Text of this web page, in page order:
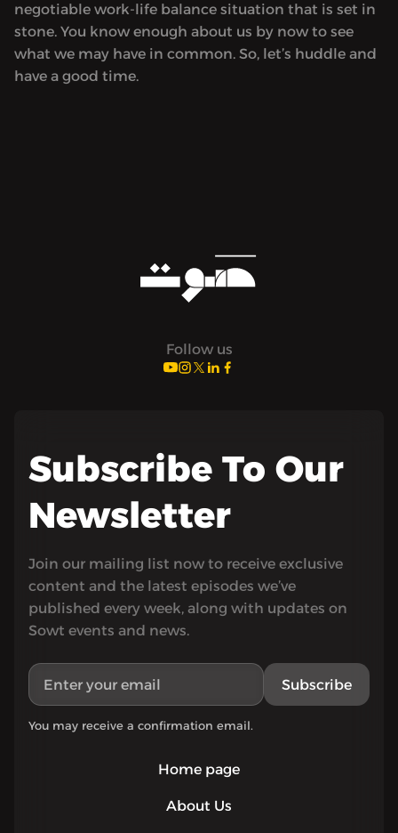
negotiable work-life balance situation that is set in
stone. You know enough about us by now to see
what we may have in common. So, let’s huddle and
have a good time.
Follow us
Home page
About Us
Subscribe To Our
Newsletter
Join our mailing list now to receive exclusive
content and the latest episodes we’ve
published every week, along with updates on
Sowt events and news.
Subscribe
You may receive a confirmation email.